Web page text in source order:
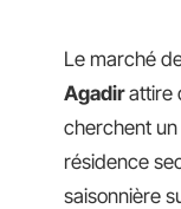
Le marché
Agadirattire
cherchent
résidence
saisonnière